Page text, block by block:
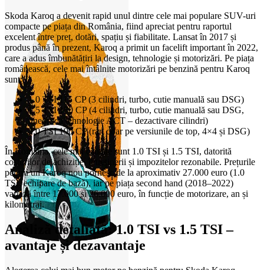
Skoda Karoq a devenit rapid unul dintre cele mai populare SUV-uri
compacte pe piața din România, fiind apreciat pentru raportul
excelent între preț, dotări, spațiu și fiabilitate. Lansat în 2017 și
produs până în prezent, Karoq a primit un facelift important în 2022,
care a adus îmbunătățiri la design, tehnologie și motorizări. Pe piața
românească, cele mai întâlnite motorizări pe benzină pentru Karoq
sunt:
1.0 TSI 115 CP (3 cilindri, turbo, cutie manuală sau DSG)
1.5 TSI 150 CP (4 cilindri, turbo, cutie manuală sau DSG,
uneori cu tehnologie ACT – dezactivare cilindri)
2.0 TSI 190 CP (rar, doar pe versiunile de top, 4×4 și DSG)
În România, cele mai căutate sunt 1.0 TSI și 1.5 TSI, datorită
costurilor de achiziție, întreținerii și impozitelor rezonabile. Prețurile
pentru un Karoq nou pornesc de la aproximativ 27.000 euro (1.0
TSI, echipare de bază), iar pe piața second hand (2018–2022)
variază între 17.000 și 26.000 euro, în funcție de motorizare, an și
kilometraj.
Analiză detaliată: 1.0 TSI vs 1.5 TSI –
avantaje și dezavantaje